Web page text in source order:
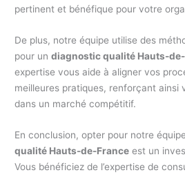
pertinent et bénéfique pour votre
De plus, notre équipe utilise des
pour undiagnostic qualité Hauts-
expertise vous aide à aligner vos
meilleures pratiques, renforçant ainsi
dans un marché compétitif.
En conclusion, opter pour notre
qualité Hauts-de-France est un
Vous bénéficiez de l’expertise de